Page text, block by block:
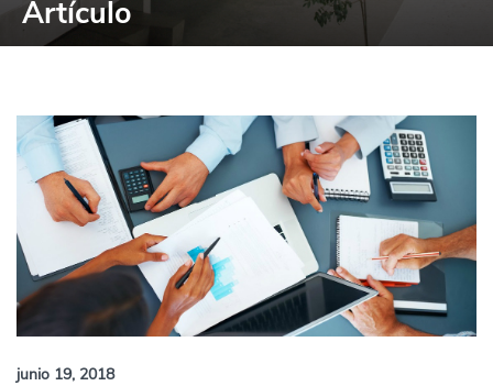
Artículo
junio 19, 2018